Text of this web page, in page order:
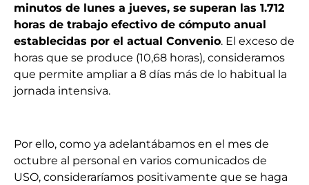
minutos de lunes a jueves, se superan las 1.712
horas de trabajo efectivo de cómputo anual
establecidas por el actual Convenio. El exceso de
horas que se produce (10,68 horas), consideramos
que permite ampliar a 8 días más de lo habitual la
jornada intensiva.
Por ello, como ya adelantábamos en el mes de
octubre al personal en varios comunicados de
USO, consideraríamos positivamente que se haga